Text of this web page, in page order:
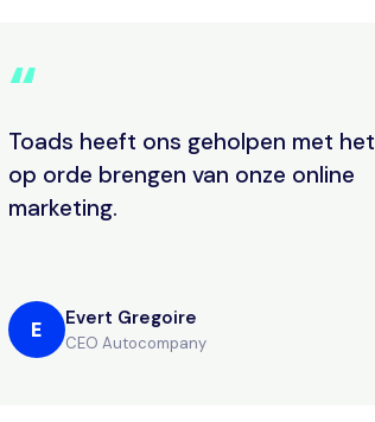
“
Toads heeft ons geholpen met het
op orde brengen van onze online
marketing.
E Evert Gregoire
CEO Autocompany